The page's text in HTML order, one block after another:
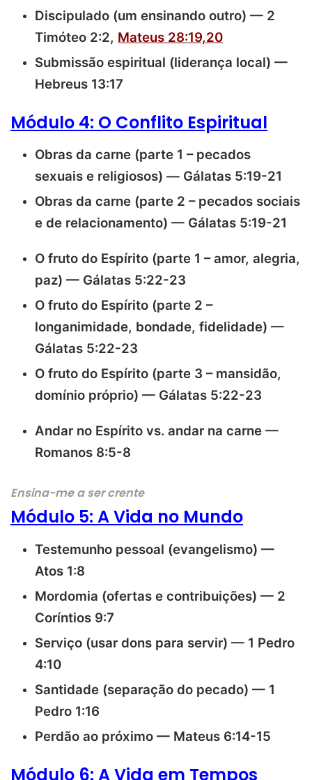
Discipulado (um ensinando outro) — 2
Timóteo 2:2, Mateus 28:19,20
Submissão espiritual (liderança local) —
Hebreus 13:17
Módulo 4: O Conflito Espiritual
Obras da carne (parte 1 – pecados
sexuais e religiosos) — Gálatas 5:19-21
Obras da carne (parte 2 – pecados sociais
e de relacionamento) — Gálatas 5:19-21
O fruto do Espírito (parte 1 – amor, alegria,
paz) — Gálatas 5:22-23
O fruto do Espírito (parte 2 –
longanimidade, bondade, fidelidade) —
Gálatas 5:22-23
O fruto do Espírito (parte 3 – mansidão,
domínio próprio) — Gálatas 5:22-23
Andar no Espírito vs. andar na carne —
Romanos 8:5-8
Ensina-me a ser crente
Módulo 5: A Vida no Mundo
Testemunho pessoal (evangelismo) —
Atos 1:8
Mordomia (ofertas e contribuições) — 2
Coríntios 9:7
Serviço (usar dons para servir) — 1 Pedro
4:10
Santidade (separação do pecado) — 1
Pedro 1:16
Perdão ao próximo — Mateus 6:14-15
Módulo 6: A Vida em Tempos